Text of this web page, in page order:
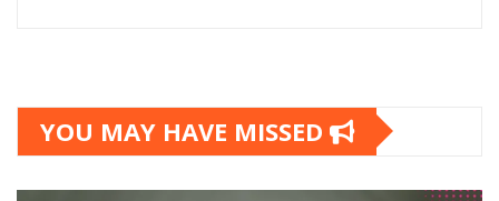
YOU MAY HAVE MISSED